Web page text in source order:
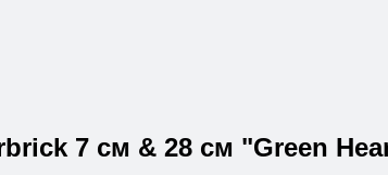
7 см & 28 см "Green